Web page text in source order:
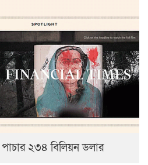
২৩৪ বিলিয়ন ডলার